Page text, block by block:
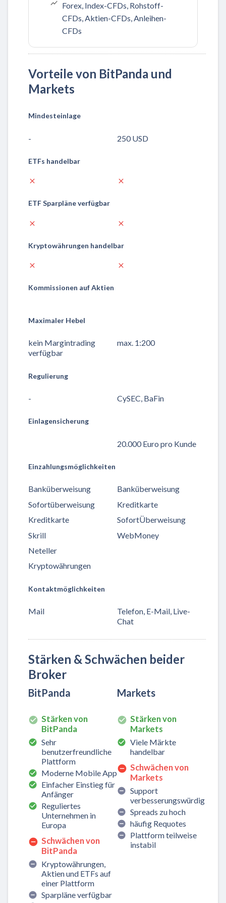
Forex, Index-CFDs, Rohstoff-
CFDs, Aktien-CFDs, Anleihen-
CFDs
Vorteile von BitPanda und
Markets
Mindesteinlage
- 250 USD
ETFs handelbar
ETF Sparpläne verfügbar
Kryptowährungen handelbar
Kommissionen auf Aktien
Maximaler Hebel
kein Margintrading
verfügbar
max. 1:200
Regulierung
- CySEC, BaFin
Einlagensicherung
20.000 Euro pro Kunde
Einzahlungsmöglichkeiten
Banküberweisung
Sofortüberweisung
Kreditkarte
Skrill
Neteller
Kryptowährungen
Banküberweisung
Kreditkarte
SofortÜberweisung
WebMoney
Kontaktmöglichkeiten
Mail
Telefon, E-Mail, Live-
Chat
Stärken & Schwächen beider
Broker
BitPanda Markets
Stärken von
BitPanda
Sehr
benutzerfreundliche
Plattform
Moderne Mobile App
Einfacher Einstieg für
Anfänger
Reguliertes
Unternehmen in
Europa
Schwächen von
BitPanda
Kryptowährungen,
Aktien und ETFs auf
einer Plattform
Sparpläne verfügbar
Stärken von
Markets
Viele Märkte
handelbar
Schwächen von
Markets
Support
verbesserungswürdig
Spreads zu hoch
häufig Requotes
Plattform teilweise
instabil